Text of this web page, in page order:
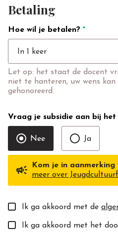
Betaling
Hoe wil je betalen? *
In 1 keer
Let op: het staat de docent
niet te hanteren, uw wens
gehonoreerd.
Vraag je subsidie aan bij
Nee Ja
campaign Kom je in aanmerking
meer over
Ik ga akkoord met de